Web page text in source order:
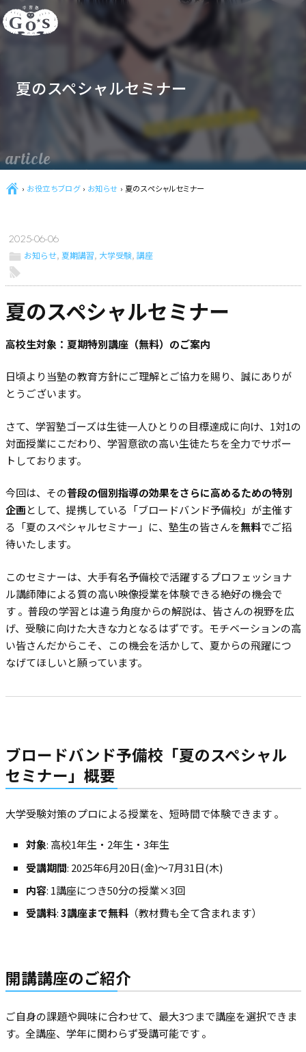
article
夏のスペシャルセミナー
Ç › お役立ちブログ› お知らせ › 夏のスペシャルセミナー
2025-06-06
ë お知らせ, 夏期講習, 大学受験, 講座
l
夏のスペシャルセミナー
高校生対象：夏期特別講座（無料）のご案内
日頃より当塾の教育方針にご理解とご協力を賜り、誠にありが
とうございます。
さて、学習塾ゴーズは生徒一人ひとりの目標達成に向け、1対1の
対面授業にこだわり、学習意欲の高い生徒たちを全力でサポー
トしております。
今回は、その普段の個別指導の効果をさらに高めるための特別
企画として、提携している「ブロードバンド予備校」が主催す
る「夏のスペシャルセミナー」に、塾生の皆さんを無料でご招
待いたします。
このセミナーは、大手有名予備校で活躍するプロフェッショナ
ル講師陣による質の高い映像授業を体験できる絶好の機会で
す。普段の学習とは違う角度からの解説は、皆さんの視野を広
げ、受験に向けた大きな力となるはずです。モチベーションの高
い皆さんだからこそ、この機会を活かして、夏からの飛躍につ
なげてほしいと願っています。
ブロードバンド予備校「夏のスペシャル
セミナー」概要
大学受験対策のプロによる授業を、短時間で体験できます。
対象: 高校1年生・2年生・3年生
受講期間: 2025年6月20日(金)～7月31日(木)
内容: 1講座につき50分の授業×3回
受講料:3講座まで無料（教材費も全て含まれます）
開講講座のご紹介
ご自身の課題や興味に合わせて、最大3つまで講座を選択できま
す。全講座、学年に関わらず受講可能です。